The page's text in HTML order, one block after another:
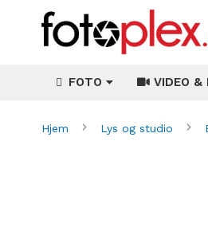
FOTO VIDEO &
Hjem Lys og studio